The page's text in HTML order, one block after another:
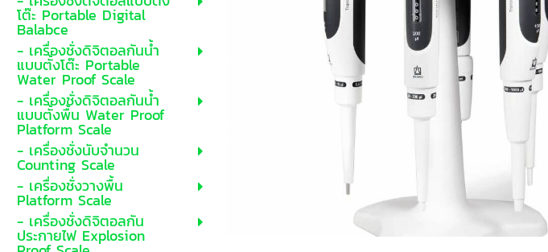
โต๊ะ Portable Digital
Balabce
- เครื่องชั่งดิจิตอลกันน้ำ
แบบตั้งโต๊ะ Portable
Water Proof Scale
- เครื่องชั่งดิจิตอลกันน้ำ
แบบตั้งพื้น Water Proof
Platform Scale
- เครื่องชั่งนับจำนวน
Counting Scale
- เครื่องชั่งวางพื้น
Platform Scale
- เครื่องชั่งดิจิตอลกัน
ประกายไฟ Explosion